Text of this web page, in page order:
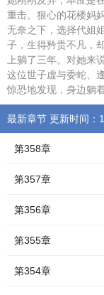
重击。狠心的花楼妈
无奈之下，选择代姐
子，生得矜贵不凡，
上躺了三年。对她来
这位世子虚与委蛇、
惊恐地发现，身边躺
最新章节 更新时间：
第358章
第357章
第356章
第355章
第354章